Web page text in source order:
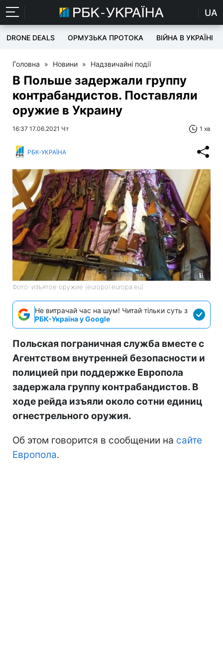
UA
DRONE DEALS ОРМУЗЬКА ПРОТОКА ВІЙНА В УКРАЇНІ
Головна » Новини » Надзвичайні події
В Польше задержали группу
контрабандистов. Поставляли
оружие в Украину
16:37 17.06.2021 Чт 1 хв
РБК-УКРАЇНА
Фото: изъятое оружие (europol.europa.eu)
Не витрачай час на шум! Читай тільки суть з
РБК-Україна у Google
Польская пограничная служба вместе с
Агентством внутренней безопасности и
полицией при поддержке Европола
задержала группу контрабандистов. В
ходе рейда изъяли около сотни единиц
огнестрельного оружия.
Об этом говорится в сообщении на сайте
Европола.